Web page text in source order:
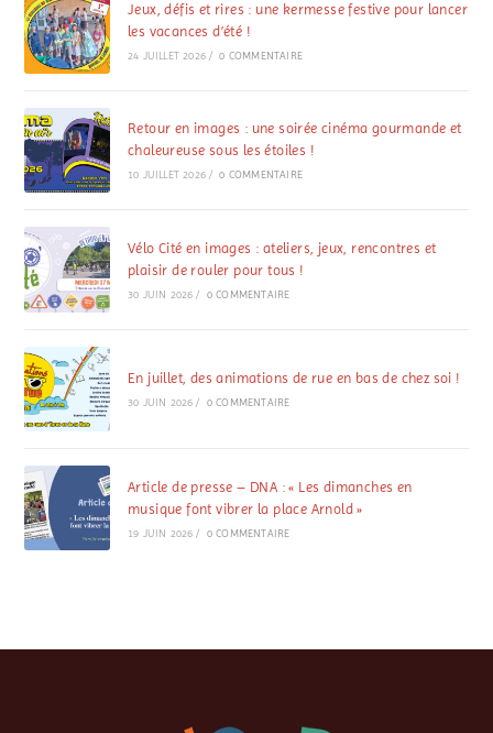
Jeux, défis et rires : une kermesse festive pour lancer
les vacances d’été !
24 JUILLET 2026 / 0 COMMENTAIRE
Retour en images : une soirée cinéma gourmande et
chaleureuse sous les étoiles !
10 JUILLET 2026 / 0 COMMENTAIRE
Vélo Cité en images : ateliers, jeux, rencontres et
plaisir de rouler pour tous !
30 JUIN 2026 / 0 COMMENTAIRE
En juillet, des animations de rue en bas de chez soi !
30 JUIN 2026 / 0 COMMENTAIRE
Article de presse – DNA : « Les dimanches en
musique font vibrer la place Arnold »
19 JUIN 2026 / 0 COMMENTAIRE